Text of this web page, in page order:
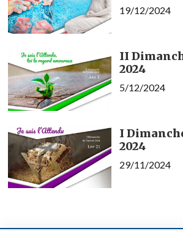
19/12/2024
II
2024
5/12/2024
I
2024
29/11/2024